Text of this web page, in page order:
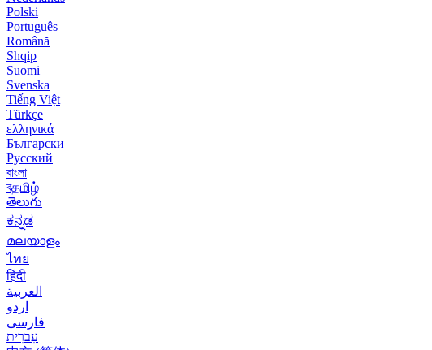
Polski
Português
Română
Shqip
Suomi
Svenska
Tiếng Việt
Türkçe
ελληνικά
Български
Русский
বাংলা
বதமிழ்
తెలుగు
ಕನ್ನಡ
മലയാളം
ไทย
हिंदी
العربية
اردو
فارسی
עִברִית